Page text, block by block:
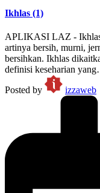
Ikhlas (1)
APLIKASI LAZ - Ikhlas
artinya bersih, murni,
bersihkan. Ikhlas
definisi keseharian
Posted by
izzaweb